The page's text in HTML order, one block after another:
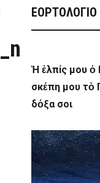
ΕΟΡΤΟΛΟΓΙΟ
Ἡ ἐλπίς μου ὁ
σκέπη μου τὸ
δόξα σοι